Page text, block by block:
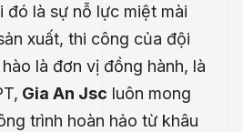
đó là sự nỗ lực miệt mài
xuất, thi công của đội
là đơn vị đồng hành, là
Gia An Jsc luôn mong
trình hoàn hảo từ khâu